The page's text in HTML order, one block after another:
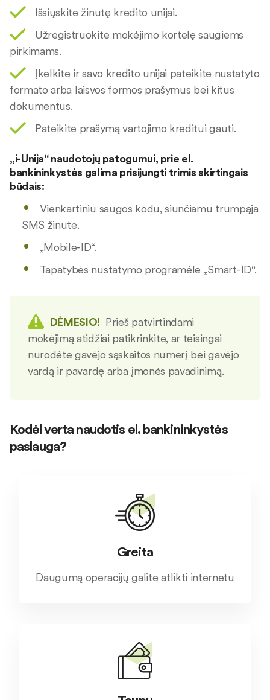
Išsiųskite žinutę kredito unijai.
Užregistruokite mokėjimo kortelę saugiems
pirkimams.
Įkelkite ir savo kredito unijai pateikite nustatyto
formato arba laisvos formos prašymus bei kitus
dokumentus.
Pateikite prašymą vartojimo kreditui gauti.
„i-Unija“ naudotojų patogumui, prie el.
bankininkystės galima prisijungti trimis skirtingais
būdais:
Vienkartiniu saugos kodu, siunčiamu trumpąja
SMS žinute.
„Mobile-ID“.
Tapatybės nustatymo programėle „Smart-ID“.
DĖMESIO! Prieš patvirtindami
mokėjimą atidžiai patikrinkite, ar teisingai
nurodėte gavėjo sąskaitos numerį bei gavėjo
vardą ir pavardę arba įmonės pavadinimą.
Kodėl verta naudotis el. bankininkystės
paslauga?
Greita
Daugumą operacijų galite atlikti internetu